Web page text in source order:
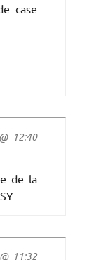
case
12:40
de la
11:32